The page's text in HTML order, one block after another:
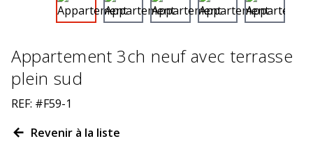
Appartement 3ch neuf avec terrasse
plein sud
REF: #F59-1
Revenir à la liste